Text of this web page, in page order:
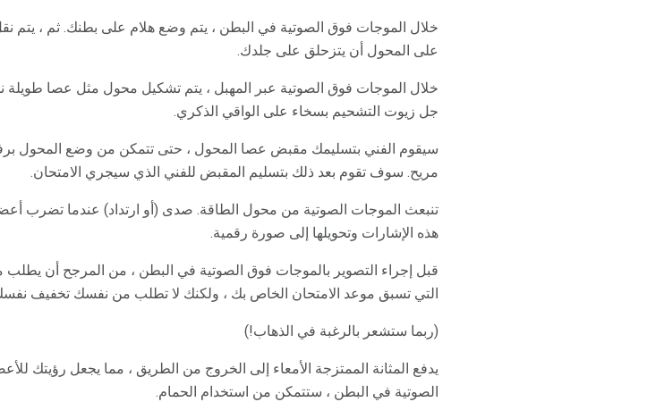
خلال الموجات فوق الصوتية في البطن ، يتم وضع هلام على بطنك. ثم ،
على المحول أن يتزحلق على جلدك.
خلال الموجات فوق الصوتية عبر المهبل ، يتم تشكيل محول مثل عصا طويلة
جل زيوت التشحيم بسخاء على الواقي الذكري.
سيقوم الفني بتسليمك مقبض عصا المحول ، حتى تتمكن من وضع المحول
مريح. سوف تقوم بعد ذلك بتسليم المقبض للفني الذي سيجري الامتحان.
تنبعث الموجات الصوتية من محول الطاقة. صدى (أو ارتداد) عندما تضرب
هذه الإشارات وتحويلها إلى صورة رقمية.
قبل إجراء التصوير بالموجات فوق الصوتية في البطن ، من المرجح أن
التي تسبق موعد الامتحان الخاص بك ، ولكنك لا تطلب من نفسك تخفيف
(ربما ستشعر بالرغبة في الذهاب!)
يدفع المثانة الممتزجة الأمعاء إلى الخروج من الطريق ، مما يجعل رؤيتك
الصوتية في البطن ، ستتمكن من استخدام الحمام.